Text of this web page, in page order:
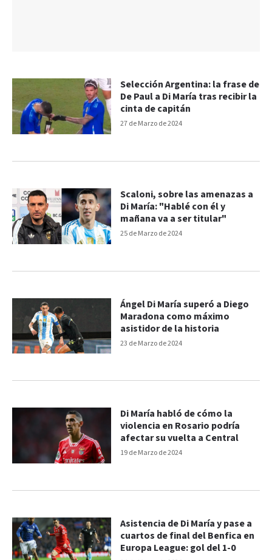
27 de Marzo de 2024
Selección Argentina: la frase de
De Paul a Di María tras recibir la
cinta de capitán
25 de Marzo de 2024
Scaloni, sobre las amenazas a
Di María: "Hablé con él y
mañana va a ser titular"
23 de Marzo de 2024
Ángel Di María superó a Diego
Maradona como máximo
asistidor de la historia
19 de Marzo de 2024
Di María habló de cómo la
violencia en Rosario podría
afectar su vuelta a Central
Asistencia de Di María y pase a
cuartos de final del Benfica en
Europa League: gol del 1-0